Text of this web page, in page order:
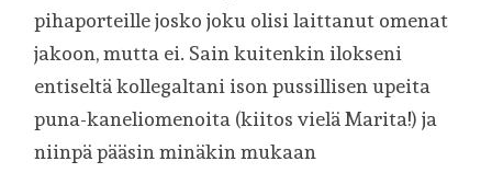
pihaporteille josko joku olisi laittanut omenat
jakoon, mutta ei. Sain kuitenkin ilokseni
entiseltä kollegaltani ison pussillisen upeita
puna-kaneliomenoita (kiitos vielä Marita!) ja
niinpä pääsin minäkin mukaan